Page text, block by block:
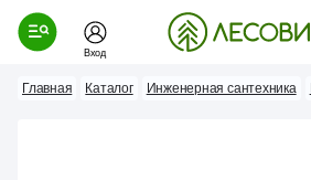
Вход
Главная Каталог Инженерная сантехника